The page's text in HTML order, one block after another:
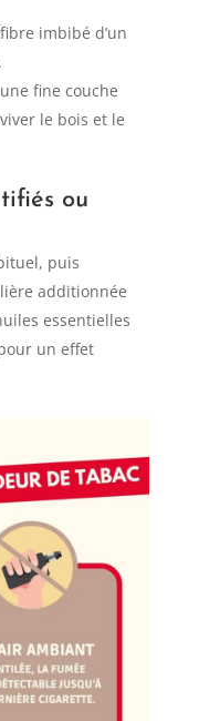
imbibé d’un
fine couche
le bois et le
ou
puis
additionnée
essentielles
un effet